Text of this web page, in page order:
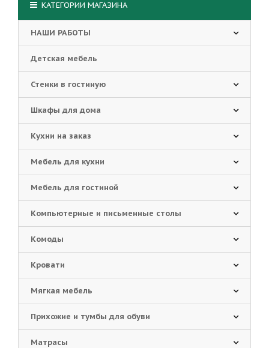
КАТЕГОРИИ МАГАЗИНА
НАШИ РАБОТЫ
Детская мебель
Стенки в гостиную
Шкафы для дома
Кухни на заказ
Мебель для кухни
Мебель для гостиной
Компьютерные и письменные столы
Комоды
Кровати
Мягкая мебель
Прихожие и тумбы для обуви
Матрасы